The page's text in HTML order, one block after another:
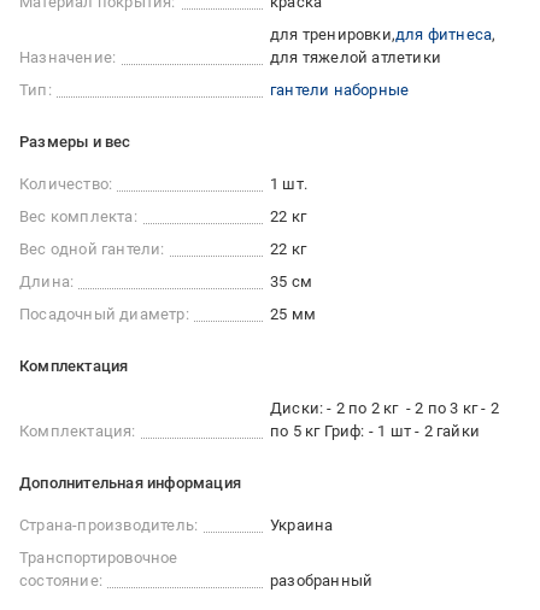
Назначение:
для тренировки для фитнеса
для тяжелой атлетики
Тип:
гантели наборные
Размеры и вес
Количество:
1 шт.
Вес комплекта:
22 кг
Вес одной гантели:
22 кг
Длина:
35 см
Посадочный диаметр:
25 мм
Комплектация
Комплектация:
Диски: - 2 по 2 кг - 2 по 3 кг - 2
по 5 кг Гриф: - 1 шт - 2 гайки
Дополнительная информация
Страна-производитель:
Украина
Транспортировочное
состояние:
разобранный